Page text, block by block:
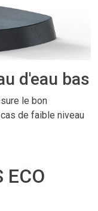
d'eau bas
le bon
de faible niveau
ECO